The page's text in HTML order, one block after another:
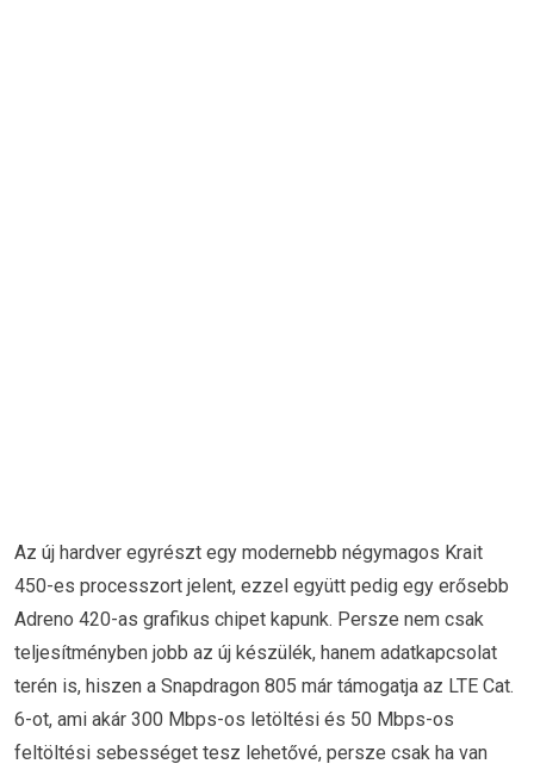
Az új hardver egyrészt egy modernebb négymagos Krait
450-es processzort jelent, ezzel együtt pedig egy erősebb
Adreno 420-as grafikus chipet kapunk. Persze nem csak
teljesítményben jobb az új készülék, hanem adatkapcsolat
terén is, hiszen a Snapdragon 805 már támogatja az LTE Cat.
6-ot, ami akár 300 Mbps-os letöltési és 50 Mbps-os
feltöltési sebességet tesz lehetővé, persze csak ha van